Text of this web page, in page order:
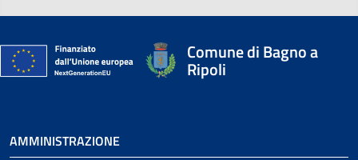
Comune di Bagno a
Ripoli
AMMINISTRAZIONE